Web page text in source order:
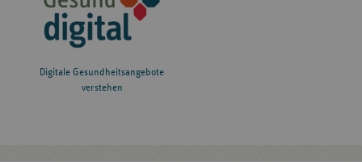
Digitale Gesundheitsangebote
verstehen